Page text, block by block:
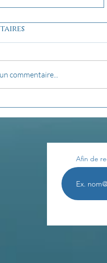
vous?
commentaire...
Afin de